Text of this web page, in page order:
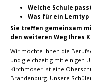
Welche Schule
Was für ein
Sie treffen gemeinsam
den weiteren Weg Ihres
Wir möchte Ihnen die
und gleichzeitig mit einigen
Kirchmöser ist eine
Brandenburg. Unsere